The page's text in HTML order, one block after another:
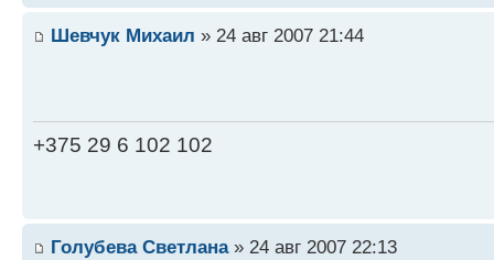
Шевчук Михаил » 24 авг 2007 21:44
+375 29 6 102 102
Голубева Светлана» 24 авг 2007 22:13